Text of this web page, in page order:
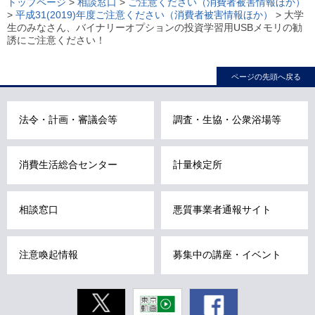
カ
ル
こ
で
す
トップページ > 相談窓口 > ご注意ください（消費者被害情報ほか）
> 平成31(2019)年度ご注意ください（消費者被害情報ほか）
> 大学
生のみなさん、バイナリーオプションの投資学習用USBメモリの勧
誘にご注意ください！
ページの先頭へ戻る
法令・計画・審議会等 調査・生協・公衆浴場等
消費生活総合センター 計量検定所
相談窓口 悪質事業者通報サイト
注意喚起情報 募集中の講座・イベント
Twitter
東京動画
東京都公式
Facebook